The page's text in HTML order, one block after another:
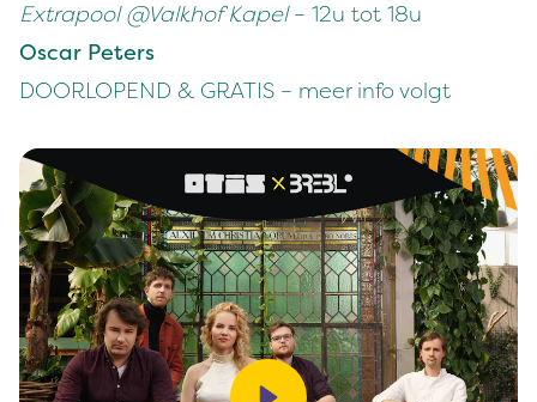
Extrapool @Valkhof Kapel– 12u tot 18u
Oscar Peters
DOORLOPEND & GRATIS – meer info volgt